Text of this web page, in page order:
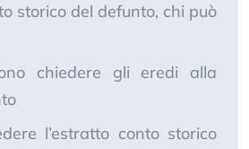
storico del defunto, chi può
chiedere gli eredi alla
l’estratto conto storico